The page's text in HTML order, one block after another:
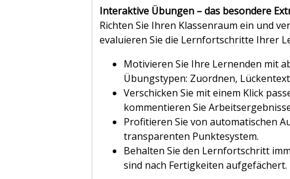
Interaktive Übungen – das besondere
Richten Sie Ihren Klassenraum ein und
evaluieren Sie die Lernfortschritte Ihrer
Motivieren Sie Ihre Lernenden mit
Übungstypen: Zuordnen,
Verschicken Sie mit einem Klick
kommentieren Sie
Profitieren Sie von automatischen
transparenten Punktesystem.
Behalten Sie den Lernfortschritt
sind nach Fertigkeiten aufgefächert.